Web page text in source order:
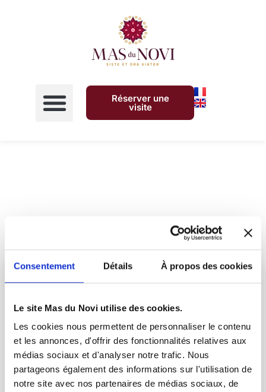
Consentement Détails À propos des cookies
Le site Mas du Novi utilise des cookies.
Les cookies nous permettent de personnaliser le contenu
et les annonces, d'offrir des fonctionnalités relatives aux
médias sociaux et d'analyser notre trafic. Nous
partageons également des informations sur l'utilisation de
notre site avec nos partenaires de médias sociaux, de
Réserver une
visite
Mot de passe oublié ?
Continuer